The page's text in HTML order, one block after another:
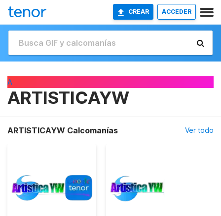
CREAR ACCEDER
A
ARTISTICAYW
ARTISTICAYW Calcomanías Ver todo